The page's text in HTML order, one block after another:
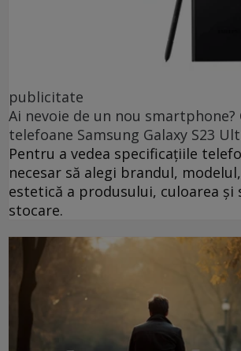
publicitate
Ai nevoie de un nou smartphone?
telefoane Samsung Galaxy S23
Pentru a vedea specificațiile
necesar să alegi brandul,
estetică a produsului, culoarea și
stocare.